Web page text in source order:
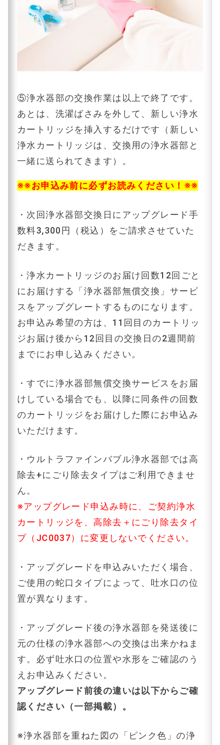
⑤浄水器部の交換作業は以上で終了です。
あとは、洗濯ばさみを外して、新しい浄水
カートリッジを挿入するだけです（新しい
浄水カートリッジは、交換用の浄水器部と
一緒に送られてきます）。
※※お申込み前に必ずお読みください！※※
・次回浄水器部交換日にアップグレード手
数料3,300円（税込）をご請求させていた
だきます。
・浄水カートリッジのお届け回数12回ごと
にお届けする「浄水器部無償交換」サービ
スをアップグレートするものになります。
お申込み希望の方は、11回目のカートリッ
ジお届け後から12回目の交換日の2週間前
までにお申し込みください。
・すでに浄水器部無償交換サービスをお届
けしている場合でも、以降に同条件の回数
のカートリッジをお届けした際にお申込み
いただけます。
・ウルトラファインバブル浄水器部では高
除去+にごり除去タイプはご利用できませ
ん。
※アップグレード申込み時に、ご契約浄水
カートリッジを、高除去＋にごり除去タイ
プ（JC0037）に変更しないでください。
・アップグレードを申込みいただく場合、
ご使用の蛇口タイプによって、吐水口の位
置が異なります。
・アップグレード後の浄水器部を発送後に
元の仕様の浄水器部への交換は出来かねま
す。必ず吐水口の位置や水形をご確認のう
えお申込みください。
アップグレード前後の違いは以下からご確
認ください（一部掲載）。
※浄水器部を重ねた図の「ピンク色」の浄